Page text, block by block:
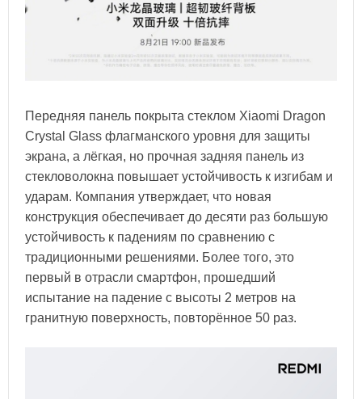
Передняя панель покрыта стеклом Xiaomi Dragon
Crystal Glass флагманского уровня для защиты
экрана, а лёгкая, но прочная задняя панель из
стекловолокна повышает устойчивость к изгибам и
ударам. Компания утверждает, что новая
конструкция обеспечивает до десяти раз большую
устойчивость к падениям по сравнению с
традиционными решениями. Более того, это
первый в отрасли смартфон, прошедший
испытание на падение с высоты 2 метров на
гранитную поверхность, повторённое 50 раз.